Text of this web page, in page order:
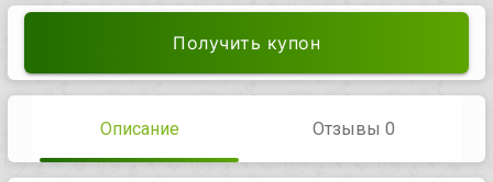
Получить купон
Описание Отзывы 0